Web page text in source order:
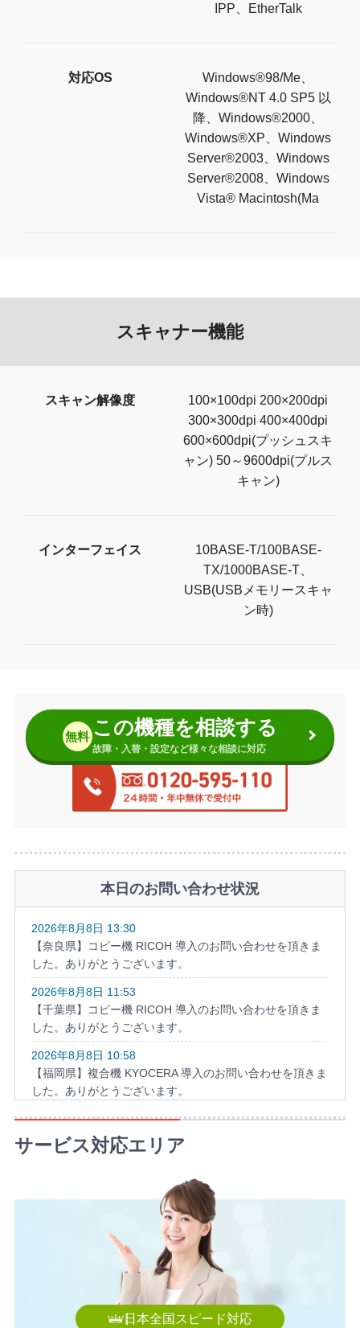
IPP、EtherTalk
対応OS
Windows®98/Me、
Windows®NT 4.0 SP5 以
降、Windows®2000、
Windows®XP、Windows
Server®2003、Windows
Server®2008、Windows
Vista® Macintosh(Ma
スキャナー機能
スキャン解像度
100×100dpi 200×200dpi
300×300dpi 400×400dpi
600×600dpi(プッシュスキ
ャン) 50～9600dpi(プルス
キャン)
インターフェイス
10BASE-T/100BASE-
TX/1000BASE-T、
USB(USBメモリースキャ
ン時)
無料 この機種を相談する
故障・入替・設定など様々な相談に対応
本日のお問い合わせ状況
2026年8月8日 13:30
【奈良県】コピー機 RICOH 導入のお問い合わせを頂きま
した。ありがとうございます。
2026年8月8日 11:53
【千葉県】コピー機 RICOH 導入のお問い合わせを頂きま
した。ありがとうございます。
2026年8月8日 10:58
【福岡県】複合機 KYOCERA 導入のお問い合わせを頂きま
した。ありがとうございます。
2026年8月8日 10:49
【和歌山県】複合機 KONICA MINOLTA 導入のお問い合わ
せを頂きました。ありがとうございます。
サービス対応エリア
日本全国スピード対応